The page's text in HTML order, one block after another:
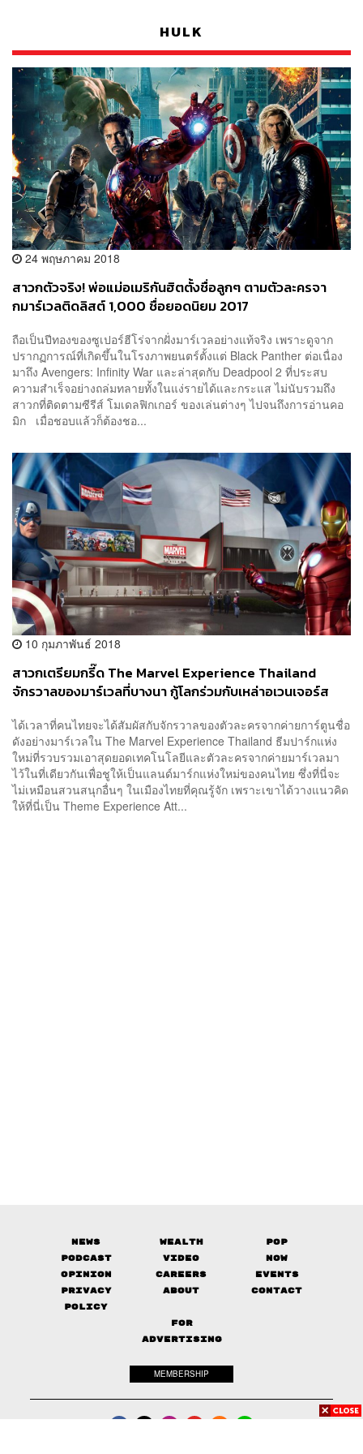
HULK
24 พฤษภาคม 2018
สาวกตัวจริง! พ่อแม่อเมริกันฮิตตั้งชื่อลูกๆ ตามตัวละครจา
กมาร์เวลติดลิสต์ 1,000 ชื่อยอดนิยม 2017
ถือเป็นปีทองของซูเปอร์ฮีโร่จากฝั่งมาร์เวลอย่างแท้จริง เพราะดูจาก
ปรากฏการณ์ที่เกิดขึ้นในโรงภาพยนตร์ตั้งแต่ Black Panther ต่อเนื่อง
มาถึง Avengers: Infinity War และล่าสุดกับ Deadpool 2 ที่ประสบ
ความสำเร็จอย่างถล่มทลายทั้งในแง่รายได้และกระแส ไม่นับรวมถึง
สาวกที่ติดตามซีรีส์ โมเดลฟิกเกอร์ ของเล่นต่างๆ ไปจนถึงการอ่านคอ
มิก เมื่อชอบแล้วก็ต้องชอ...
10 กุมภาพันธ์ 2018
สาวกเตรียมกรี๊ด The Marvel Experience Thailand
จักรวาลของมาร์เวลที่บางนา กู้โลกร่วมกับเหล่าอเวนเจอร์ส
ได้เวลาที่คนไทยจะได้สัมผัสกับจักรวาลของตัวละครจากค่ายการ์ตูนชื่อ
ดังอย่างมาร์เวลใน The Marvel Experience Thailand ธีมปาร์กแห่ง
ใหม่ที่รวบรวมเอาสุดยอดเทคโนโลยีและตัวละครจากค่ายมาร์เวลมา
ไว้ในที่เดียวกันเพื่อชูให้เป็นแลนด์มาร์กแห่งใหม่ของคนไทย ซึ่งที่นี่จะ
ไม่เหมือนสวนสนุกอื่นๆ ในเมืองไทยที่คุณรู้จัก เพราะเขาได้วางแนวคิด
ให้ที่นี่เป็น Theme Experience Att...
News Wealth
Pop
Podcast
Video
Now
Opinion
Careers
Events
Privacy
Policy
About Contact
FOR
ADVERTISING
MEMBERSHIP